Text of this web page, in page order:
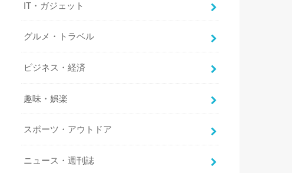
IT・ガジェット
グルメ・トラベル
ビジネス・経済
趣味・娯楽
スポーツ・アウトドア
ニュース・週刊誌